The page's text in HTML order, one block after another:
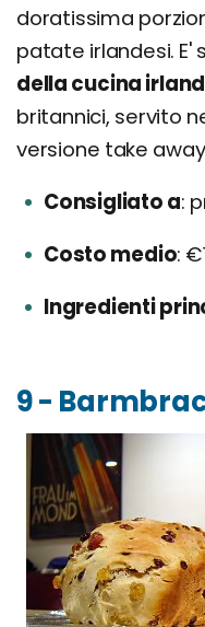
doratissima
patate irlandesi. E'
della cucina
britannici, servito
versione take
Consigliato a
Costo medio
Ingredienti
9 -